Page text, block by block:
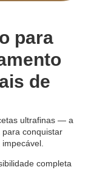
para
de
ultrafinas — a
conquistar
completa